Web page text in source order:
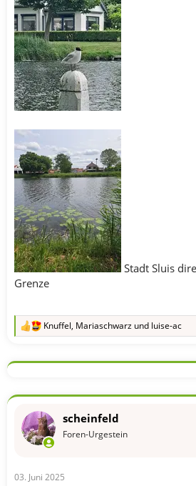
Stadt Sluis
Grenze
R
k
o
e
n
Knuffel, Mariaschwarz und luise-ac
scheinfeld
Foren-Urgestein
03. Juni 2025